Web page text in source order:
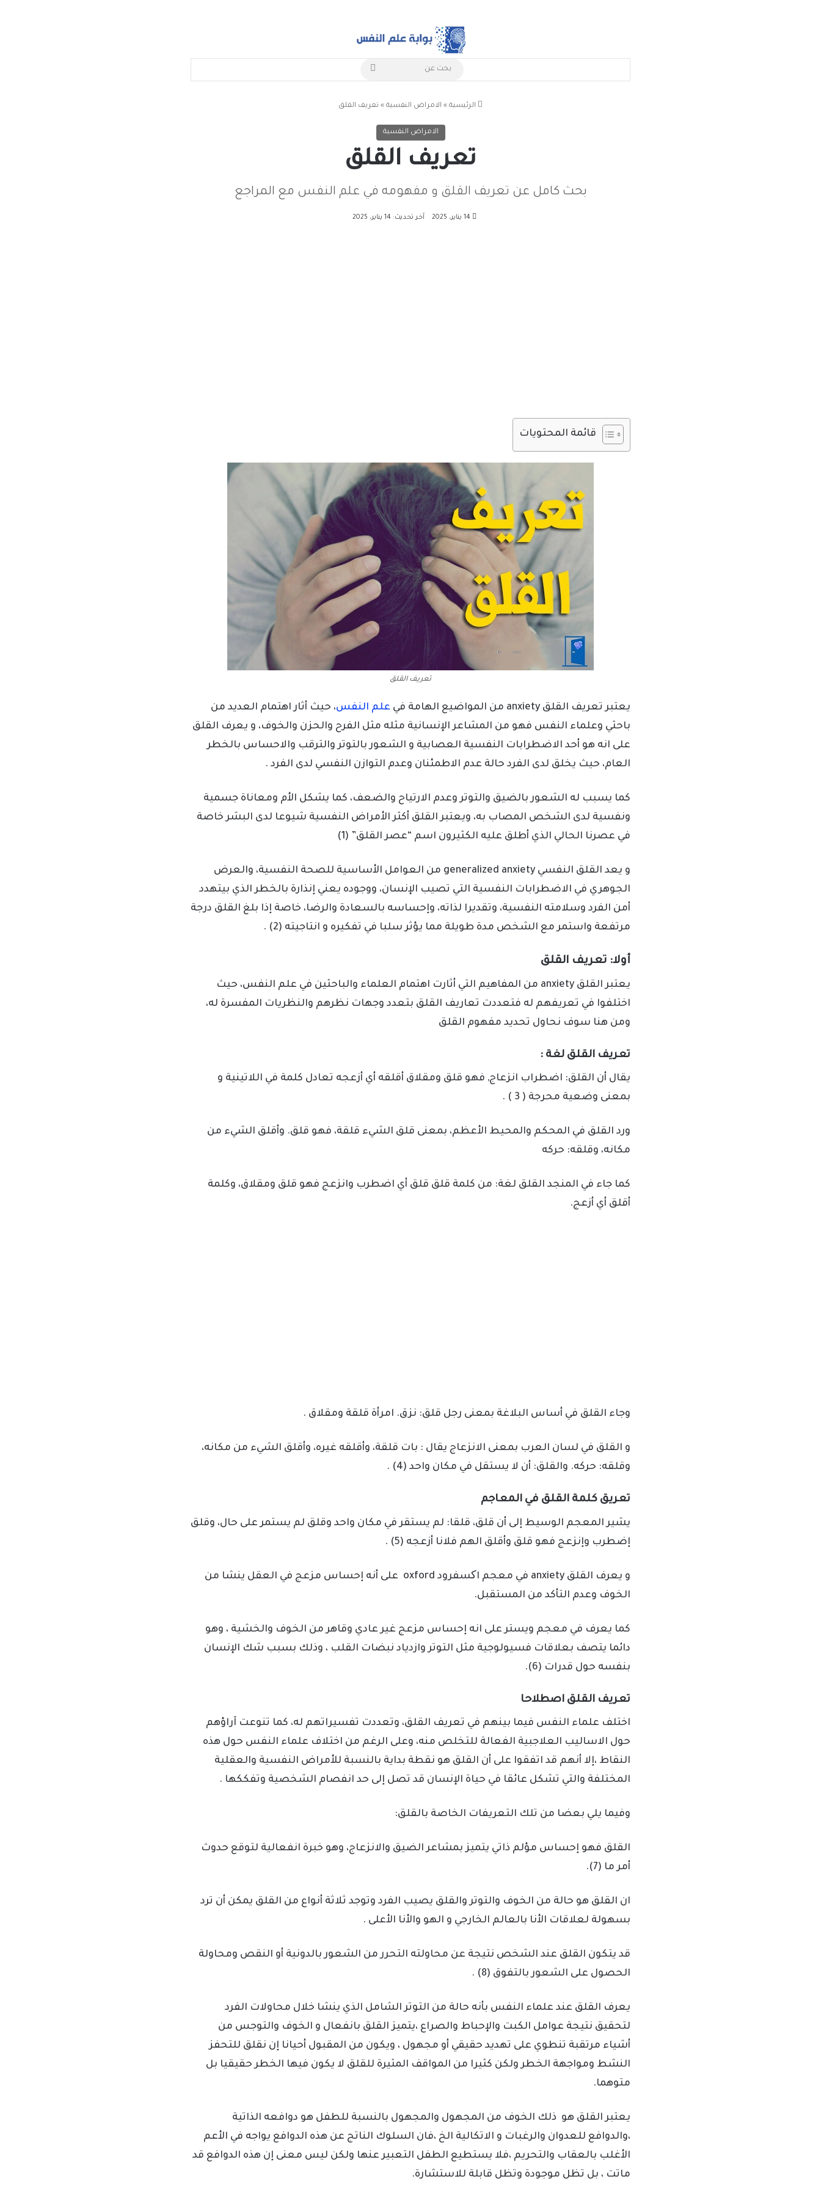
الرئيسية » الامراض النفسية » تعريف القلق
الامراض النفسية
تعريف القلق
بحث كامل عن تعريف القلق و مفهومه في علم النفس مع المراجع
14 يناير، 2025 آخر تحديث: 14 يناير، 2025
قائمة المحتويات
تعريف القلق
يعتبر تعريف القلق anxiety من المواضيع الهامة في علم النفس، حيث أثار اهتمام العديد من
باحثي وعلماء النفس فهو من المشاعر الإنسانية مثله مثل الفرح والحزن والخوف، و يعرف القلق
على انه هو أحد الاضطرابات النفسية العصابية و الشعور بالتوتر والترقب والاحساس بالخطر
العام، حيث يخلق لدى الفرد حالة عدم الاطمئنان وعدم التوازن النفسي لدى الفرد .
كما يسبب له الشعور بالضيق والتوتر وعدم الارتياح والضعف، كما يشكل الأم ومعاناة جسمية
ونفسية لدى الشخص المصاب به، ويعتبر القلق أكثر الأمراض النفسية شيوعا لدى البشر خاصة
في عصرنا الحالي الذي أطلق عليه الكثيرون اسم “عصر القلق” (1)
و يعد القلق النفسي generalized anxiety من العوامل الأساسية للصحة النفسية، والعرض
الجوهري في الاضطرابات النفسية التي تصيب الإنسان، ووجوده يعني إنذارة بالخطر الذي بيتهدد
أمن الفرد وسلامته النفسية، وتقديرا لذاته، وإحساسه بالسعادة والرضا، خاصة إذا بلغ القلق درجة
مرتفعة واستمر مع الشخص مدة طويلة مما يؤثر سلبا في تفكيره و انتاجيته (2) .
أولا: تعريف القلق
يعتبر القلق anxiety من المفاهيم التي أثارت اهتمام العلماء والباحثين في علم النفس، حيث
اختلفوا في تعريفهم له فتعددت تعاريف القلق بتعدد وجهات نظرهم والنظريات المفسرة له،
ومن هنا سوف نحاول تحديد مفهوم القلق
تعريف القلق لغة :
يقال أن القلق: اضطراب انزعاج, فهو قلق ومقلاق أقلقه أي أزعجه تعادل كلمة في اللاتينية و
بمعنى وضعية محرجة ( 3 ) .
ورد القلق في المحكم والمحيط الأعظم، بمعنى قلق الشيء قلقة، فهو قلق. وأقلق الشيء من
مكانه، وقلقه: حركه
كما جاء في المنجد القلق لغة: من كلمة قلق قلق أي اضطرب وانزعج فهو قلق ومقلاق، وكلمة
أقلق أي أزعج.
وجاء القلق في أساس البلاغة بمعنى رجل قلق: نزق. امرأة قلقة ومقلاق .
و القلق في لسان العرب بمعنى الانزعاج يقال : بات قلقة، وأقلقه غيره، وأقلق الشيء من مكانه،
وقلقه: حركه. والقلق: أن لا يستقل في مكان واحد (4) .
تعريق كلمة القلق في المعاجم
يشير المعجم الوسيط إلى أن قلق، قلقا: لم يستقر في مكان واحد وقلق لم يستمر على حال، وقلق
إضطرب وإنزعج فهو قلق وأقلق الهم فلانا أزعجه (5) .
و يعرف القلق anxiety في معجم اکسفرود oxford على أنه إحساس مزعج في العقل ينشا من
الخوف وعدم التأكد من المستقبل.
كما يعرف في معجم ويستر على انه إحساس مزعج غير عادي وقاهر من الخوف والخشية ، وهو
دائما يتصف بعلاقات فسيولوجية مثل التوتر وازدياد نبضات القلب ، وذلك بسبب شك الإنسان
بنفسه حول قدرات (6).
تعريف القلق اصطلاحا
اختلف علماء النفس فيما بينهم في تعريف القلق، وتعددت تفسيراتهم له، كما تنوعت آراؤهم
حول الاساليب العلاجبية الفعالة للتخلص منه، وعلى الرغم من اختلاف علماء النفس حول هذه
النقاط ،إلا أنهم قد اتفقوا على أن القلق هو نقطة بداية بالنسبة للأمراض النفسية والعقلية
المختلفة والتي تشكل عائقا في حياة الإنسان قد تصل إلى حد انفصام الشخصية وتفككها .
وفيما يلي بعضا من تلك التعريفات الخاصة بالقلق:
القلق فهو إحساس مؤلم ذاتي يتميز بمشاعر الضيق والانزعاج، وهو خبرة انفعالية لتوقع حدوث
أمر ما (7).
ان القلق هو حالة من الخوف والتوتر والقلق يصيب الفرد وتوجد ثلاثة أنواع من القلق يمكن أن ترد
بسهولة لعلاقات الأنا بالعالم الخارجي و الهو والأنا الأعلى .
قد يتكون القلق عند الشخص نتيجة عن محاولته التحرر من الشعور بالدونية أو النقص ومحاولة
الحصول على الشعور بالتفوق (8) .
يعرف القلق عند علماء النفس بأنه حالة من التوتر الشامل الذي ينشا خلال محاولات الفرد
لتحقيق نتيجة عوامل الكبت والإحباط والصراع ،يتميز القلق بانفعال و الخوف والتوجس من
أشياء مرتقبة تنطوي على تهديد حقيقي أو مجهول ، ويكون من المقبول أحيانا إن نقلق للتحفز
النشط ومواجهة الخطر ولكن كثيرا من المواقف المثيرة للقلق لا يكون فيها الخطر حقيقيا بل
متوهما.
يعتبر القلق هو ذلك الخوف من المجهول والمجهول بالنسبة للطفل هو دوافعه الذاتية
،والدوافع للعدوان والرغبات و الاتكالية الخ ،فان السلوك الناتج عن هذه الدوافع يواجه في الأعم
الأغلب بالعقاب والتحريم ،فلا يستطيع الطفل التعبير عنها ولكن ليس معنى إن هذه الدوافع قد
ماتت ، بل تظل موجودة وتظل قابلة للاستشارة.